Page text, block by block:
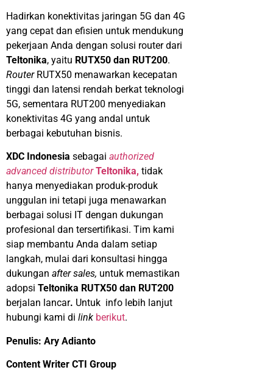
Hadirkan konektivitas jaringan 5G dan 4G
yang cepat dan efisien untuk mendukung
pekerjaan Anda dengan solusi routerdari
Teltonika, yaitu RUTX50 dan RUT200.
Router RUTX50 menawarkan kecepatan
tinggi dan latensi rendah berkat teknologi
5G, sementara RUT200 menyediakan
konektivitas 4G yang andal untuk
berbagai kebutuhan bisnis.
XDC Indonesia sebagai authorized
advanced distributor Teltonika, tidak
hanya menyediakan produk-produk
unggulan ini tetapi juga menawarkan
berbagai solusi IT dengan dukungan
profesional dan tersertifikasi. Tim kami
siap membantu Anda dalam setiap
langkah, mulai dari konsultasi hingga
dukungan after sales, untuk memastikan
adopsi Teltonika RUTX50 dan RUT200
berjalan lancar. Untuk info lebih lanjut
hubungi kami di link berikut.
Penulis: Ary Adianto
Content Writer CTI Group